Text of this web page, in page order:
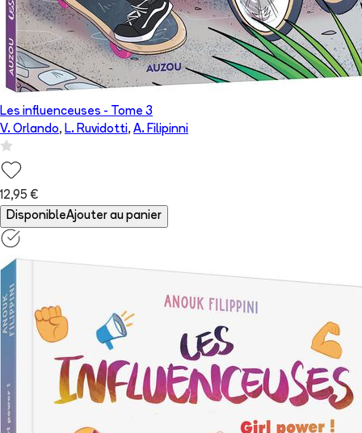
Les influenceuses - Tome 3
V. Orlando, L. Ruvidotti, A. Filipinni
12,95 €
DisponibleAjouter au panier